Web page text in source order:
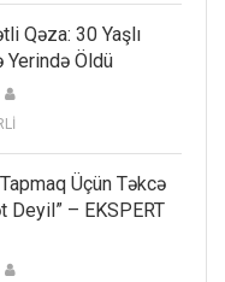
Qəza: 30 Yaşlı
Yerində Öldü
Üçün Təkcə
Deyil” – EKSPERT